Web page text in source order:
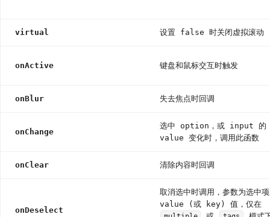
virtual 设置 false 时关闭虚拟滚动
onActive 键盘和鼠标交互时触发
onBlur 失去焦点时回调
onChange
选中 option，或 input 的
value 变化时，调用此函数
onClear 清除内容时回调
onDeselect
取消选中时调用，参数为选中
value (或 key) 值，仅在